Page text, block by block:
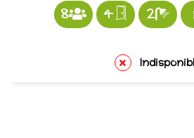
8 4 2